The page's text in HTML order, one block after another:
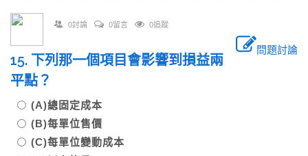
0討論 0留言 0追蹤
問題討論
15. 下列那一個項目會影響到損益兩
平點？
(A)總固定成本
(B)每單位售價
(C)每單位變動成本